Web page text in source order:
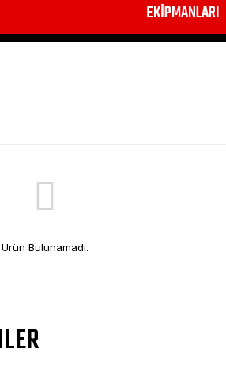
EKİPMANLARI
Ürün Bulunamadı.